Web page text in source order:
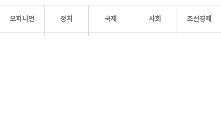
오피니언 정치 국제 사회 조선경제